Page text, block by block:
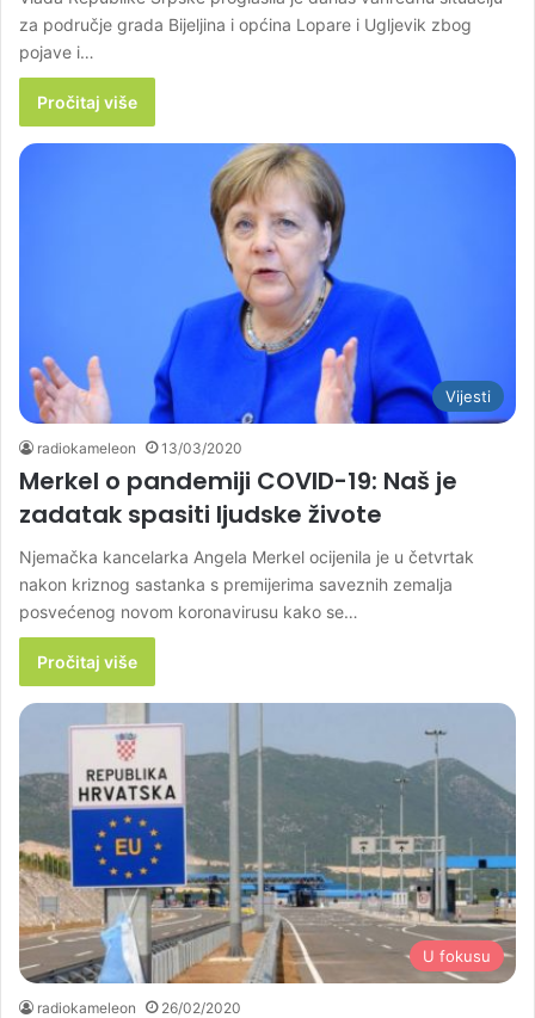
za područje grada Bijeljina i općina Lopare i Ugljevik zbog
pojave i…
Pročitaj više
Vijesti
radiokameleon 13/03/2020
Merkel o pandemiji COVID-19: Naš je
zadatak spasiti ljudske živote
Njemačka kancelarka Angela Merkel ocijenila je u četvrtak
nakon kriznog sastanka s premijerima saveznih zemalja
posvećenog novom koronavirusu kako se…
Pročitaj više
U fokusu
radiokameleon 26/02/2020